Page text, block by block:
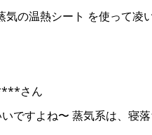
気の温熱シート を使って凌
さん
ですよね〜 蒸気系は、寝